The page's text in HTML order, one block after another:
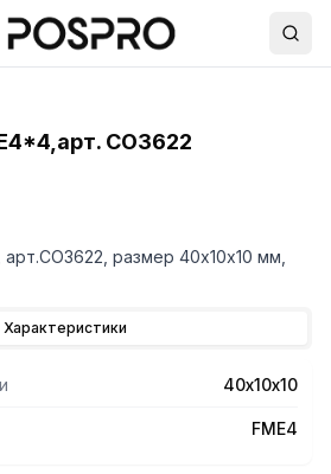
CO3622
размер 40х10х10 мм,
Характеристики
40х10х10
FME4